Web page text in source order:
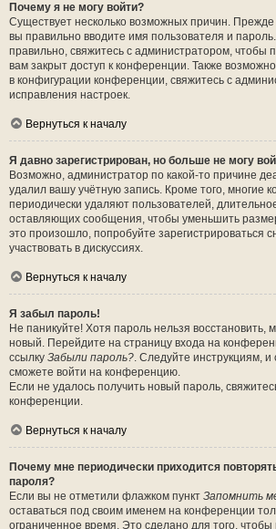
Почему я не могу войти?
Существует несколько возможных причин. Прежде
вы правильно вводите имя пользователя и
правильно, свяжитесь с администратором, чтобы
вам закрыт доступ к конференции. Также
в конфигурации конференции, свяжитесь с
исправления настроек.
Вернуться к началу
Я давно зарегистрирован, но больше не могу
Возможно, администратор по какой-то причине
удалил вашу учётную запись. Кроме того, многие
периодически удаляют пользователей,
оставляющих сообщения, чтобы уменьшить
это произошло, попробуйте зарегистрироваться
участвовать в дискуссиях.
Вернуться к началу
Я забыл пароль!
Не паникуйте! Хотя пароль нельзя восстановить,
новый. Перейдите на страницу входа на
ссылку Забыли пароль?. Следуйте инструкциям, и
сможете войти на конференцию.
Если не удалось получить новый пароль,
конференции.
Вернуться к началу
Почему мне периодически приходится
пароля?
Если вы не отметили флажком пункт Запомнить
оставаться под своим именем на конференции
ограниченное время. Это сделано для того, чтобы